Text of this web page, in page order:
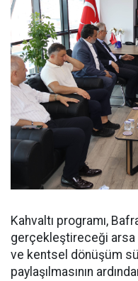
Kahvaltı programı,
gerçekleştireceği arsa
ve kentsel dönüşüm
paylaşılmasının